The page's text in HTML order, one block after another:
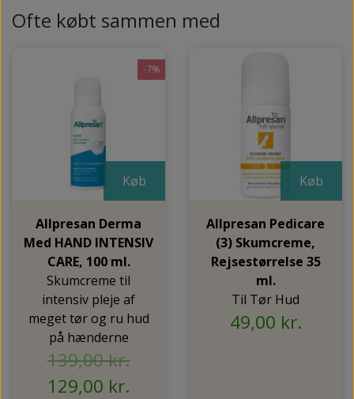
Ofte købt sammen med
-7%
Køb
Allpresan Derma
Med HAND INTENSIV
CARE, 100 ml.
Skumcreme til
intensiv pleje af
meget tør og ru hud
på hænderne
139,00 kr.
129,00 kr.
Køb
Allpresan Pedicare
(3) Skumcreme,
Rejsestørrelse 35
ml.
Til Tør Hud
49,00 kr.